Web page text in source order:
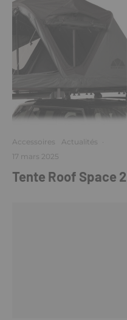
Accessoires Actualités ·
17 mars 2025
Tente Roof Space 2